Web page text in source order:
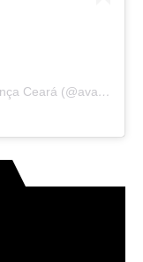
Uma publicação compartilhada por Avança Ceará (@avancaceara)